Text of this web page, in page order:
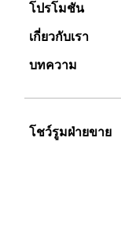
โปรโมชัน
เกี่ยวกับเรา
บทความ
โชว์รูมฝ่ายขาย